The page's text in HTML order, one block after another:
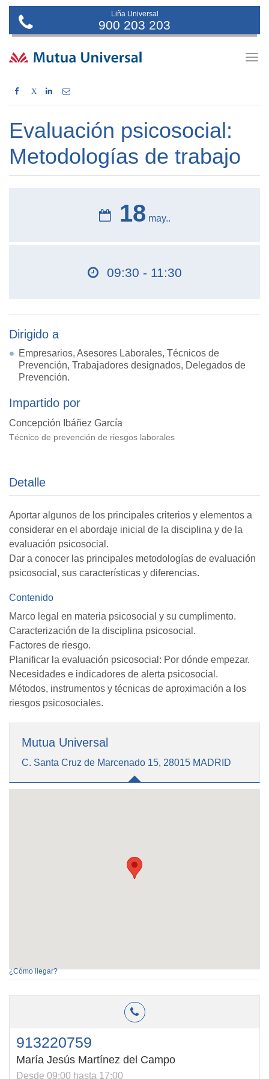
Liña Universal
900 203 203
X
Evaluación psicosocial:
Metodologías de trabajo
18 may..
09:30 - 11:30
Dirigido a
Empresarios, Asesores Laborales, Técnicos de
Prevención, Trabajadores designados, Delegados de
Prevención.
Impartido por
Concepción Ibáñez García
Técnico de prevención de riesgos laborales
Detalle
Aportar algunos de los principales criterios y elementos a
considerar en el abordaje inicial de la disciplina y de la
evaluación psicosocial.
Dar a conocer las principales metodologías de evaluación
psicosocial, sus características y diferencias.
Contenido
Marco legal en materia psicosocial y su cumplimento.
Caracterización de la disciplina psicosocial.
Factores de riesgo.
Planificar la evaluación psicosocial: Por dónde empezar.
Necesidades e indicadores de alerta psicosocial.
Métodos, instrumentos y técnicas de aproximación a los
riesgos psicosociales.
Mutua Universal
C. Santa Cruz de Marcenado 15, 28015 MADRID
¿Cómo llegar?
913220759
María Jesús Martínez del Campo
Desde 09:00 hasta 17:00